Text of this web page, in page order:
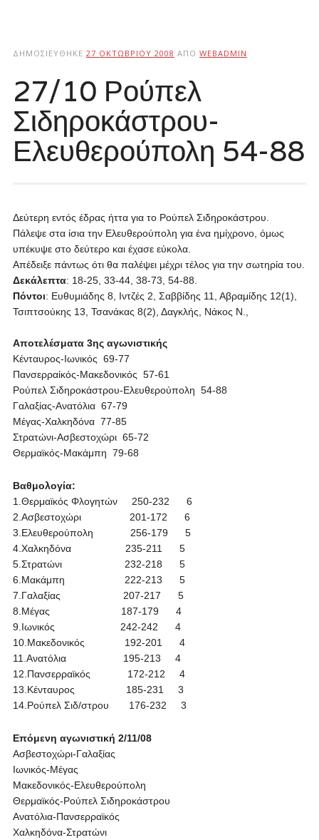
ΔΗΜΟΣΙΕΎΘΗΚΕ 27 ΟΚΤΩΒΡΊΟΥ 2008 ΑΠΌ WEBADMIN
27/10 Ρούπελ
Σιδηροκάστρου-
Ελευθερούπολη 54-88
Δεύτερη εντός έδρας ήττα για το Ρούπελ Σιδηροκάστρου.
Πάλεψε στα ίσια την Ελευθερούπολη για ένα ημίχρονο, όμως
υπέκυψε στο δεύτερο και έχασε εύκολα.
Απέδειξε πάντως ότι θα παλέψει μέχρι τέλος για την σωτηρία του.
Δεκάλεπτα: 18-25, 33-44, 38-73, 54-88.
Πόντοι: Ευθυμιάδης 8, Ιντζές 2, Σαββίδης 11, Αβραμίδης 12(1),
Τσιπτσούκης 13, Τσανάκας 8(2), Δαγκλής, Νάκος Ν.,
Αποτελέσματα 3ης αγωνιστικής
Κένταυρος-Ιωνικός 69-77
Πανσερραίκός-Μακεδονικός 57-61
Ρούπελ Σιδηροκάστρου-Ελευθερούπολη 54-88
Γαλαξίας-Ανατόλια 67-79
Μέγας-Χαλκηδόνα 77-85
Στρατώνι-Ασβεστοχώρι 65-72
Θερμαϊκός-Μακάμπη 79-68
Βαθμολογία:
1.Θερμαϊκός Φλογητών 250-232 6
2.Ασβεστοχώρι 201-172 6
3.Ελευθερούπολη 256-179 5
4.Χαλκηδόνα 235-211 5
5.Στρατώνι 232-218 5
6.Μακάμπη 222-213 5
7.Γαλαξίας 207-217 5
8.Μέγας 187-179 4
9.Ιωνικός 242-242 4
10.Μακεδονικός 192-201 4
11.Ανατόλια 195-213 4
12.Πανσερραϊκός 172-212 4
13.Κένταυρος 185-231 3
14.Ρούπελ Σιδ/στρου 176-232 3
Επόμενη αγωνιστική 2/11/08
Ασβεστοχώρι-Γαλαξίας
Ιωνικός-Μέγας
Μακεδονικός-Ελευθερούπολη
Θερμαϊκός-Ρούπελ Σιδηροκάστρου
Ανατόλια-Πανσερραϊκός
Χαλκηδόνα-Στρατώνι